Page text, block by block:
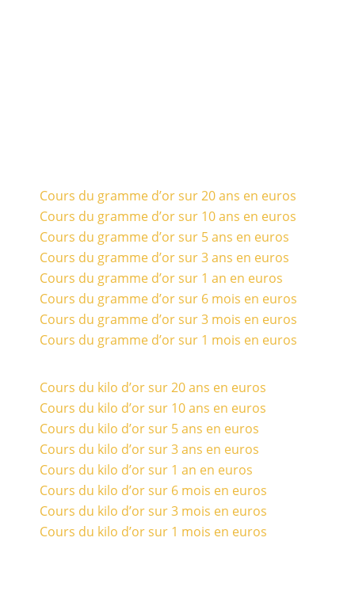
Cours du gramme d’or sur 20 ans en euros
Cours du gramme d’or sur 10 ans en euros
Cours du gramme d’or sur 5 ans en euros
Cours du gramme d’or sur 3 ans en euros
Cours du gramme d’or sur 1 an en euros
Cours du gramme d’or sur 6 mois en euros
Cours du gramme d’or sur 3 mois en euros
Cours du gramme d’or sur 1 mois en euros
Cours du kilo d’or sur 20 ans en euros
Cours du kilo d’or sur 10 ans en euros
Cours du kilo d’or sur 5 ans en euros
Cours du kilo d’or sur 3 ans en euros
Cours du kilo d’or sur 1 an en euros
Cours du kilo d’or sur 6 mois en euros
Cours du kilo d’or sur 3 mois en euros
Cours du kilo d’or sur 1 mois en euros